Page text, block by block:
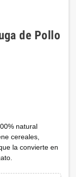
de Pollo
natural
cereales,
la convierte en